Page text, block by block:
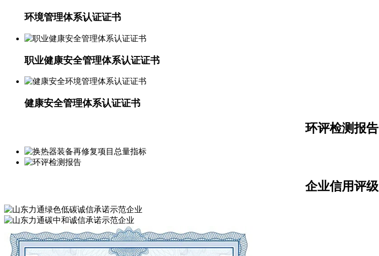
环境管理体系认证证书
职业健康安全管理体系认证证书
健康安全管理体系认证证书
环评检测报告
企业信用评级